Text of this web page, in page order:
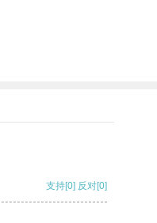
支持[0] 反对[0]